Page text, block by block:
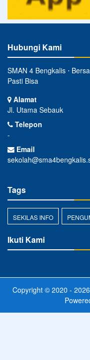
Hubungi Kami
SMAN 4 Bengkalis ⋅
Pasti Bisa
Alamat
Jl. Utama Sebauk
Telepon
-
Email
Tags
SEKILAS INFO
Ikuti Kami
Copyright © 2020 - 2026